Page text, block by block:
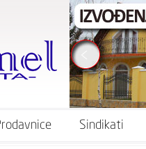
Sindikati